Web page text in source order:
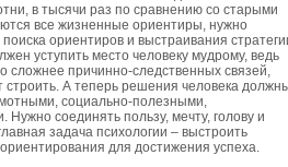
в тысячи раз по сравнению со старыми
все жизненные ориентиры, нужно
ориентиров и выстраивания
уступить место человеку мудрому, ведь
сложнее причинно-следственных связей,
строить. А теперь решения человека
социально-полезными,
соединять пользу, мечту, голову и
задача психологии – выстроить
для достижения успеха.